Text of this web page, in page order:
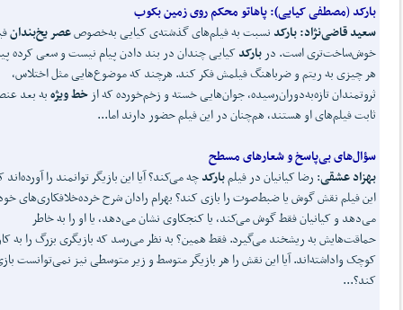
بارکد(مصطفی کیایی):پاهاتو محکم روی زمین بکوب
سعید قاضینژاد: بارکد نسبت به فیلم‌های گذشته‌ی کیایی به‌خصوصعصر یخبندان
خوش‌ساخت‌تری است. دربارکدکیایی چندان در بند دادن پیام نیست و سعی کرده
هر چیزی به ریتم و ضرباهنگ فیلمش فکر کند. هرچند که موضوع‌هایی مثل اختلاس،
ثروتمندان تازه‌به‌دوران‌رسیده، جوان‌هایی خسته و زخم‌خورده که ازخط ویژهبه بعد
ثابت فیلم‌های او هستند، هم‌چنان در این فیلم حضور دارند اما...
سؤالهای بیپاسخ و شعارهای مسطح
بهزاد عشقی: رضا کیانیان در فیلمبارکدچه می‌کند؟ آیا این بازیگر توانمند را
این فیلم نقش گوش یا ضبط‌صوت را بازی کند؟ بهرام رادان شرح خرده‌خلافکاری‌های
می‌دهد و کیانیان فقط گوش می‌کند، یا کنجکاوی نشان می‌دهد، یا او را به خاطر
حماقت‌هایش به ریشخند می‌گیرد. فقط همین؟ به نظر می‌رسد که بازیگری بزرگ را به
کوچک واداشته‌اند. آیا این نقش را هر بازیگر متوسط و زیر متوسطی نیز نمی‌توانست
کند؟...